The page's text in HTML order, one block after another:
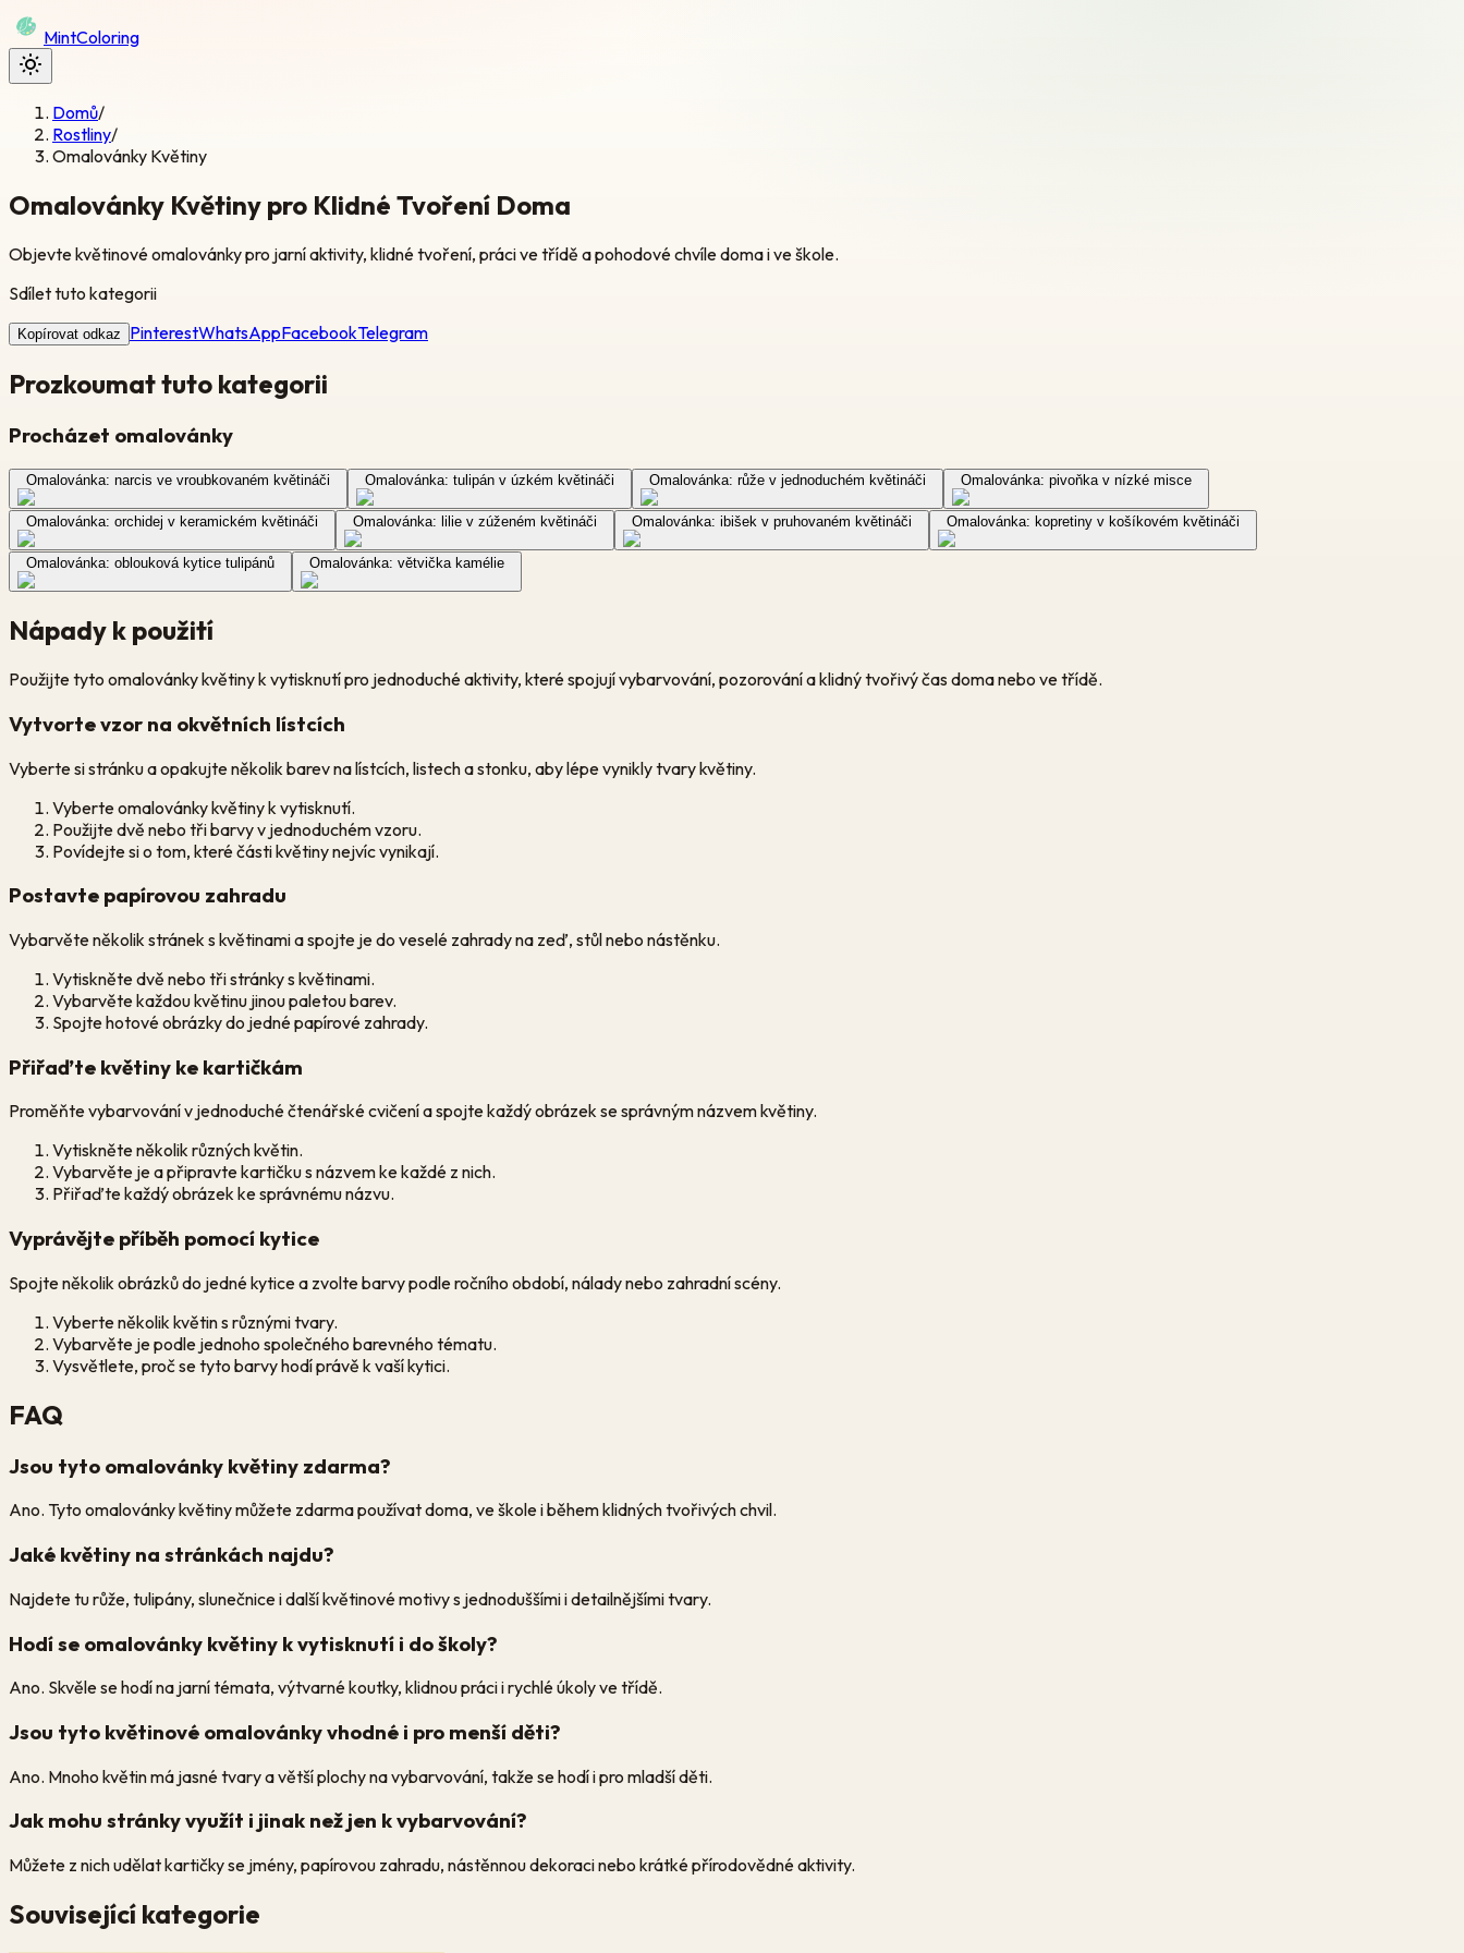
MintColoring
Domů/
Rostliny/
Omalovánky Květiny
Omalovánky Květiny pro Klidné Tvoření Doma
Objevte květinové omalovánky pro jarní aktivity, klidné tvoření, práci ve třídě a pohodové chvíle doma i ve škole.
Sdílet tuto kategorii
Kopírovat odkaz PinterestWhatsAppFacebookTelegram
Prozkoumat tuto kategorii
Procházet omalovánky
Omalovánka: narcis ve vroubkovaném květináči Omalovánka: tulipán v úzkém květináči Omalovánka: růže v jednoduchém květináči Omalovánka: pivoňka v nízké misce
Omalovánka: orchidej v keramickém květináči Omalovánka: lilie v zúženém květináči Omalovánka: ibišek v pruhovaném květináči Omalovánka: kopretiny v košíkovém květináči
Omalovánka: oblouková kytice tulipánů Omalovánka: větvička kamélie
Nápady k použití
Použijte tyto omalovánky květiny k vytisknutí pro jednoduché aktivity, které spojují vybarvování, pozorování a klidný tvořivý čas doma nebo ve třídě.
Vytvorte vzor na okvětních lístcích
Vyberte si stránku a opakujte několik barev na lístcích, listech a stonku, aby lépe vynikly tvary květiny.
Vyberte omalovánky květiny k vytisknutí.
Použijte dvě nebo tři barvy v jednoduchém vzoru.
Povídejte si o tom, které části květiny nejvíc vynikají.
Postavte papírovou zahradu
Vybarvěte několik stránek s květinami a spojte je do veselé zahrady na zeď, stůl nebo nástěnku.
Vytiskněte dvě nebo tři stránky s květinami.
Vybarvěte každou květinu jinou paletou barev.
Spojte hotové obrázky do jedné papírové zahrady.
Přiřaďte květiny ke kartičkám
Proměňte vybarvování v jednoduché čtenářské cvičení a spojte každý obrázek se správným názvem květiny.
Vytiskněte několik různých květin.
Vybarvěte je a připravte kartičku s názvem ke každé z nich.
Přiřaďte každý obrázek ke správnému názvu.
Vyprávějte příběh pomocí kytice
Spojte několik obrázků do jedné kytice a zvolte barvy podle ročního období, nálady nebo zahradní scény.
Vyberte několik květin s různými tvary.
Vybarvěte je podle jednoho společného barevného tématu.
Vysvětlete, proč se tyto barvy hodí právě k vaší kytici.
FAQ
Jsou tyto omalovánky květiny zdarma?
Ano. Tyto omalovánky květiny můžete zdarma používat doma, ve škole i během klidných tvořivých chvil.
Jaké květiny na stránkách najdu?
Najdete tu růže, tulipány, slunečnice i další květinové motivy s jednoduššími i detailnějšími tvary.
Hodí se omalovánky květiny k vytisknutí i do školy?
Ano. Skvěle se hodí na jarní témata, výtvarné koutky, klidnou práci i rychlé úkoly ve třídě.
Jsou tyto květinové omalovánky vhodné i pro menší děti?
Ano. Mnoho květin má jasné tvary a větší plochy na vybarvování, takže se hodí i pro mladší děti.
Jak mohu stránky využít i jinak než jen k vybarvování?
Můžete z nich udělat kartičky se jmény, papírovou zahradu, nástěnnou dekoraci nebo krátké přírodovědné aktivity.
Související kategorie